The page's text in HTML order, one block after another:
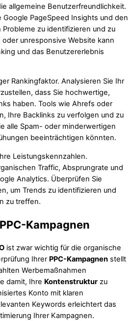
allgemeine Benutzerfreundlichkeit.
Google PageSpeed Insights und den
zu identifizieren und zu
unresponsive Website kann
und das Benutzererlebnis
Rankingfaktor. Analysieren Sie Ihr
dass Sie hochwertige,
haben. Tools wie Ahrefs oder
Ihre Backlinks zu verfolgen und zu
alle Spam- oder minderwertigen
beeinträchtigen könnten.
Leistungskennzahlen.
Traffic, Absprungrate und
Analytics. Überprüfen Sie
um Trends zu identifizieren und
zu treffen.
Kampagnen
ist zwar wichtig für die organische
Ihrer PPC-Kampagnen stellt
Werbemaßnahmen
damit, Ihre Kontenstruktur zu
Konto mit klaren
Keywords erleichtert das
Ihrer Kampagnen.